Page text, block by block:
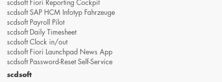
scdsoft SAP HCM Infotyp Fahrzeuge
scdsoft Payroll Pilot
scdsoft Daily Timesheet
scdsoft Clock in/out
scdsoft Fiori Launchpad News App
scdsoft Password-Reset Self-Service
scdsoft